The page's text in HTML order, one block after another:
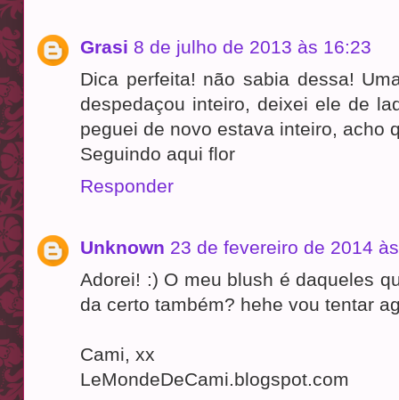
Grasi 8 de julho de 2013 às 16:23
Dica perfeita! não sabia dessa!
despedaçou inteiro, deixei ele de
peguei de novo estava inteiro, acho
Seguindo aqui flor
Responder
Unknown 23 de fevereiro de 2014
Adorei! :) O meu blush é daqueles
da certo também? hehe vou tentar
Cami, xx
LeMondeDeCami.blogspot.com